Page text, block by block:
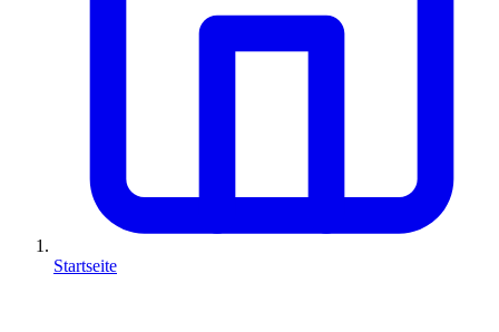
Startseite